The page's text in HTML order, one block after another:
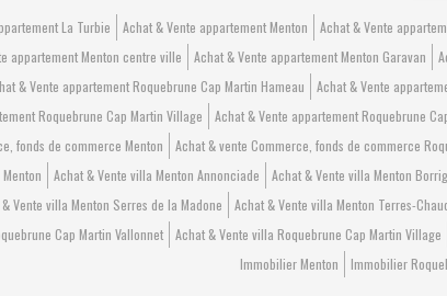
La Turbie Achat & Vente appartement Menton Achat & Vente
appartement Menton centre ville
Achat & Vente appartement Menton Garavan
& Vente appartement Roquebrune Cap Martin Hameau
Achat & Vente
Roquebrune Cap Martin Village
Achat & Vente appartement Roquebrune
fonds de commerce Menton
Achat & vente Commerce, fonds de commerce
Achat & Vente villa Menton Annonciade Achat & Vente villa Menton
Vente villa Menton Serres de la Madone
Achat & Vente villa Menton Terres-
Cap Martin Vallonnet
Achat & Vente villa Roquebrune Cap Martin Village
Immobilier Menton
Immobilier